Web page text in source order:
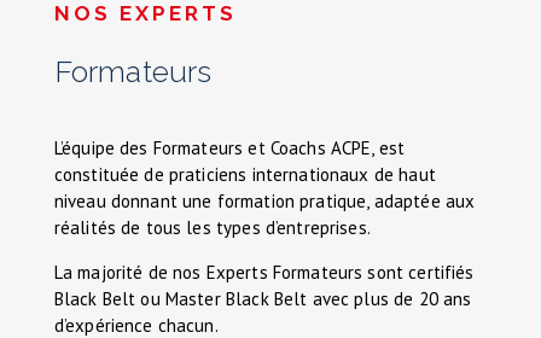
NOS EXPERTS
Formateurs
L’équipe des Formateurs et Coachs ACPE, est
constituée de praticiens internationaux de haut
niveau donnant une formation pratique, adaptée aux
réalités de tous les types d’entreprises.
La majorité de nos Experts Formateurs sont certifiés
Black Belt ou Master Black Belt avec plus de 20 ans
d’expérience chacun.